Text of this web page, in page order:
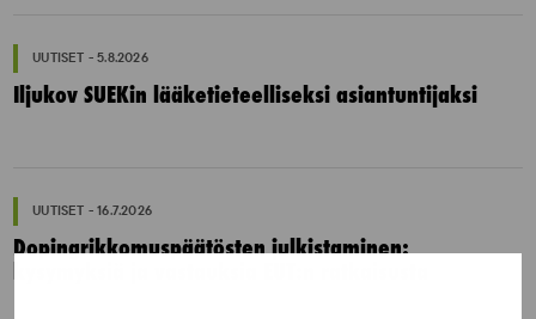
UUTISET - 5.8.2026
Iljukov SUEKin lääketieteelliseksi asiantuntijaksi
UUTISET - 16.7.2026
Dopingrikkomuspäätösten julkistaminen:
kysymyksiä ja vastauksia EUT:n ratkaisusta